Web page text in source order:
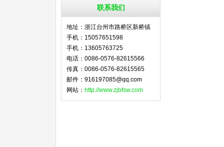
联系我们
地址：浙江台州市路桥区新桥镇
手机：15057651598
手机：13605763725
电话：0086-0576-82615566
传真：0086-0576-82615565
邮件：916197085@qq.com
网站： http://www.zjbfsw.com